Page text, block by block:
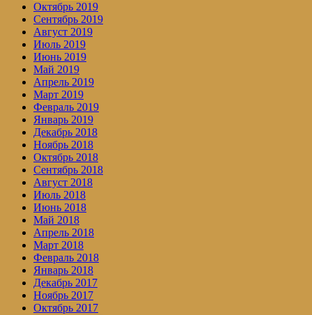
Октябрь 2019
Сентябрь 2019
Август 2019
Июль 2019
Июнь 2019
Май 2019
Апрель 2019
Март 2019
Февраль 2019
Январь 2019
Декабрь 2018
Ноябрь 2018
Октябрь 2018
Сентябрь 2018
Август 2018
Июль 2018
Июнь 2018
Май 2018
Апрель 2018
Март 2018
Февраль 2018
Январь 2018
Декабрь 2017
Ноябрь 2017
Октябрь 2017